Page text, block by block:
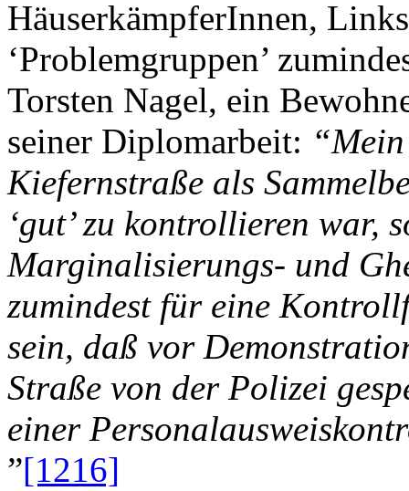
HäuserkämpferInnen,
‘Problemgruppen’
Torsten Nagel, ein
seiner Diplomarbeit:
Kiefernstraße als
‘gut’ zu kontrollieren war,
Marginalisierungs- und
zumindest für eine
sein, daß vor
Straße von der Polizei
einer
”[1216]